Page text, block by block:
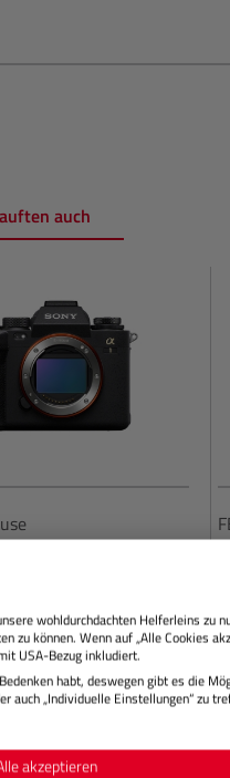
auch
€ 5.099,00
WARENKORB
wohldurchdachten Helferleins zu
zu können. Wenn auf „Alle Cookies
USA-Bezug inkludiert.
habt, deswegen gibt es die
auch „Individuelle Einstellungen“ zu
akzeptieren